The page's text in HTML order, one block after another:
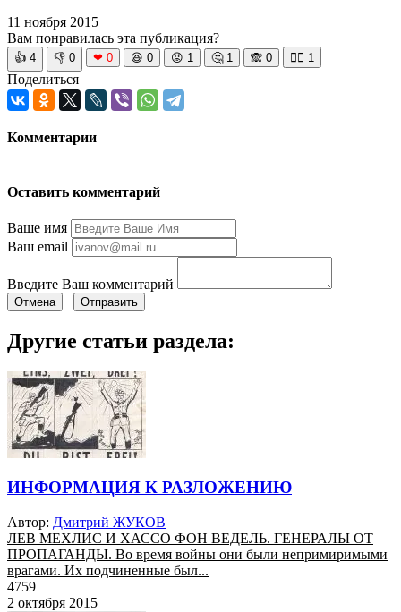
11 ноября 2015
Вам понравилась эта публикация?
👍 4 👎 0 ❤ 0 😆 0 😡 1 🤔 1 🙈 0 🧘‍♀️ 1
Поделиться
Комментарии
Оставить комментарий
Ваше имя
Ваш email
Введите Ваш комментарий
Отмена Отправить
Другие статьи раздела:
ИНФОРМАЦИЯ К РАЗЛОЖЕНИЮ
Автор: Дмитрий ЖУКОВ
ЛЕВ МЕХЛИС И ХАССО ФОН ВЕДЕЛЬ. ГЕНЕРАЛЫ ОТ
ПРОПАГАНДЫ. Во время войны они были непримиримыми
врагами. Их подчиненные был...
4759
2 октября 2015